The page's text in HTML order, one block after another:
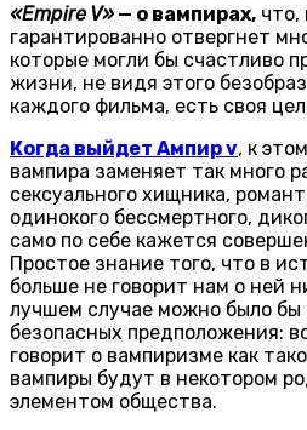
«Empire V» — о вампирах, что,
гарантированно отвергнет
которые могли бы счастливо
жизни, не видя этого
каждого фильма, есть своя
Когда выйдет Ампир v, к
вампира заменяет так много
сексуального хищника,
одинокого бессмертного,
само по себе кажется
Простое знание того, что в
больше не говорит нам о ней
лучшем случае можно было бы
безопасных предположения:
говорит о вампиризме как
вампиры будут в некотором
элементом общества.